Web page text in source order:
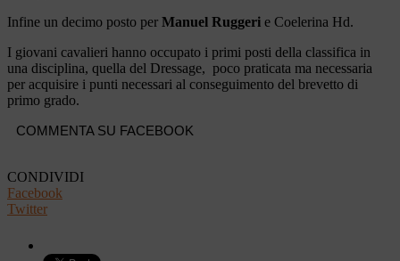
Infine un decimo posto per Manuel Ruggeri e Coelerina Hd.
I giovani cavalieri hanno occupato i primi posti della classifica in
una disciplina, quella del Dressage, poco praticata ma necessaria
per acquisire i punti necessari al conseguimento del brevetto di
primo grado.
COMMENTA SU FACEBOOK
CONDIVIDI
Facebook
Twitter